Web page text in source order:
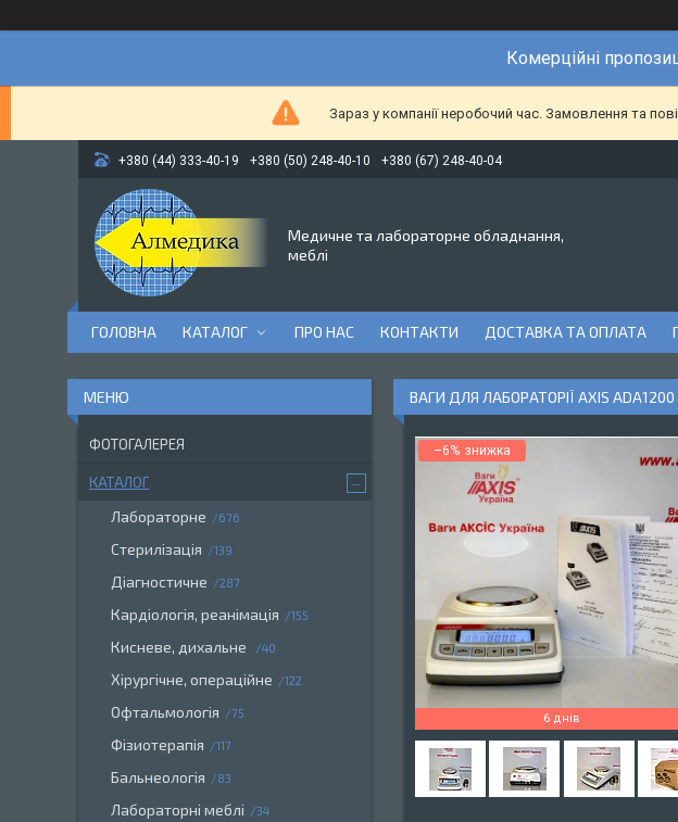
Комерційні
Зараз у компанії неробочий час. Замовлення та
+380 (44) 333-40-19 +380 (50) 248-40-10 +380 (67) 248-40-04
Медичне та лабораторне обладнання,
меблі
ГОЛОВНА КАТАЛОГ ПРО НАС КОНТАКТИ ДОСТАВКА ТА ОПЛАТА
ВАГИ ДЛЯ ЛАБОРАТОРІЇ AXIS ADA1200
–6%
6 днів
ФОТОГАЛЕРЕЯ
КАТАЛОГ
Лабораторне 676
Стерилізація 139
Діагностичне 287
Кардіологія, реанімація 155
Кисневе, дихальне 40
Хірургічне, операційне 122
Офтальмологія 75
Фізиотерапія 117
Бальнеологія 83
Лабораторні меблі 34